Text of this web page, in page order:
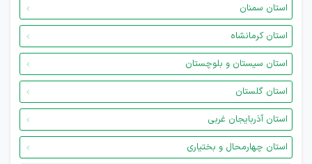
استان سمنان
استان کرمانشاه
استان سیستان و بلوچستان
استان گلستان
استان آذربایجان غربی
استان چهارمحال و بختیاری